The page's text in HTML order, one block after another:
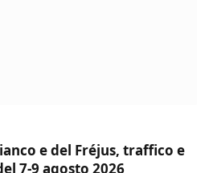
e del Fréjus, traffico e
7-9 agosto 2026